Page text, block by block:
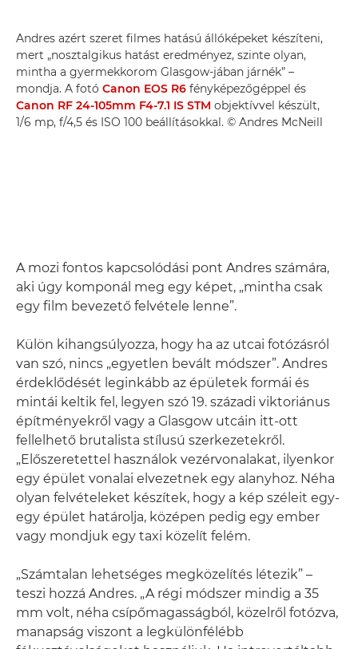
Andres azért szeret filmes hatású állóképeket készíteni,
mert „nosztalgikus hatást eredményez, szinte olyan,
mintha a gyermekkorom Glasgow-jában járnék” –
mondja. A fotó Canon EOS R6 fényképezőgéppel és
Canon RF 24-105mm F4-7.1 IS STM objektívvel készült,
1/6 mp, f/4,5 és ISO 100 beállításokkal. © Andres McNeill
A mozi fontos kapcsolódási pont Andres számára,
aki úgy komponál meg egy képet, „mintha csak
egy film bevezető felvétele lenne”.
Külön kihangsúlyozza, hogy ha az utcai fotózásról
van szó, nincs „egyetlen bevált módszer”. Andres
érdeklődését leginkább az épületek formái és
mintái keltik fel, legyen szó 19. századi viktoriánus
építményekről vagy a Glasgow utcáin itt-ott
fellelhető brutalista stílusú szerkezetekről.
„Előszeretettel használok vezérvonalakat, ilyenkor
egy épület vonalai elvezetnek egy alanyhoz. Néha
olyan felvételeket készítek, hogy a kép széleit egy-
egy épület határolja, középen pedig egy ember
vagy mondjuk egy taxi közelít felém.
„Számtalan lehetséges megközelítés létezik” –
teszi hozzá Andres. „A régi módszer mindig a 35
mm volt, néha csípőmagasságból, közelről fotózva,
manapság viszont a legkülönfélébb